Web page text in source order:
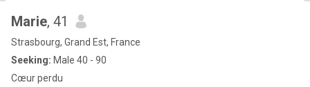
Marie, 41
Strasbourg, Grand Est, France
Seeking: Male 40 - 90
Cœur perdu